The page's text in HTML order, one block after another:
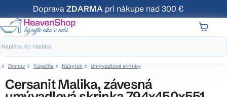
na
obsah
Doprava ZDARMA pri nákupe nad 300 €
Domov Kúpeľňa Nábytok Umývadlové skrinky
Cersanit Malika, závesná